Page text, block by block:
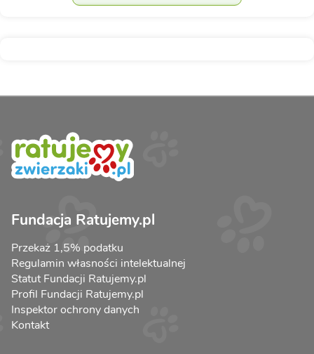
Fundacja Ratujemy.pl
Przekaż 1,5% podatku
Regulamin własności intelektualnej
Statut Fundacji Ratujemy.pl
Profil Fundacji Ratujemy.pl
Inspektor ochrony danych
Kontakt